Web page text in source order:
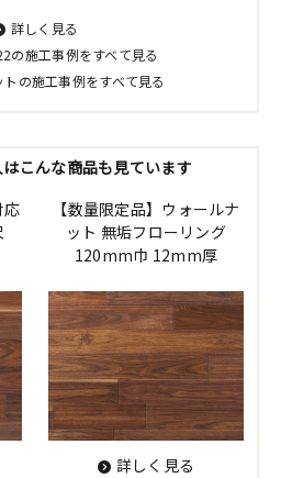
詳しく見る
の施工事例をすべて見る
トの施工事例をすべて見る
こんな商品も見ています
応
【数量限定品】ウォールナ
ット 無垢フローリング
120mm巾 12mm厚
詳しく見る